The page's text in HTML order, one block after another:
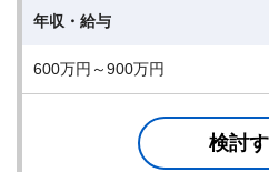
年収・給与
600万円～900万円
検討